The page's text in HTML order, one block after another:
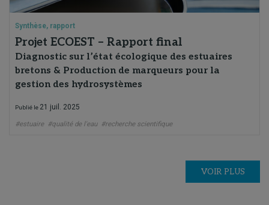
Synthèse, rapport
Projet ECOEST – Rapport final
Diagnostic sur l’état écologique des estuaires
bretons & Production de marqueurs pour la
gestion des hydrosystèmes
Publié le 21 juil. 2025
#estuaire #qualité de l'eau #recherche scientifique
VOIR PLUS